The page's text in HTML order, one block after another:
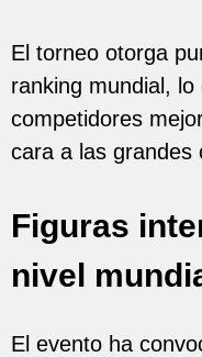
El torneo otorga
ranking mundial,
competidores
cara a las grandes
Figuras
nivel
El evento ha